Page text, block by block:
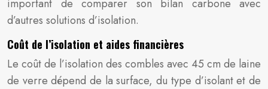
important de comparer son bilan carbone avec
d’autres solutions d’isolation.
Coût de l’isolation et aides financières
Le coût de l’isolation des combles avec 45 cm de laine
de verre dépend de la surface, du type d’isolant et de